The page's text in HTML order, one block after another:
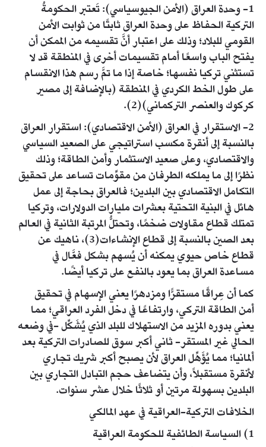
1- وحدة العراق (الأمن الجيوسياسي): تَعتبر الحكومةُ
التركية الحفاظ على وحدة العراق ثابتًا من ثوابت الأمن
القومي للبلاد؛ وذلك على اعتبار أنَّ تقسيمه من الممكن أن
يفتح الباب واسعًا أمام تقسيمات أخرى في المنطقة قد لا
تستثني تركيا نفسها؛ خاصة إذا ما تمَّ رسم هذا الانقسام
على طول الخط الكردي في المنطقة (بالإضافة إلى مصير
كركوك والعنصر التركماني)(2).
2- الاستقرار في العراق (الأمن الاقتصادي): استقرار العراق
بالنسبة إلى أنقرة مكسب استراتيجي على الصعيد السياسي
والاقتصادي، وعلى صعيد الاستثمار وأمن الطاقة؛ وذلك
نظرًا إلى ما يملكه الطرفان من مقوِّمات تساعد على تحقيق
التكامل الاقتصادي بين البلدين؛ فالعراق بحاجة إلى عمل
هائل في البنية التحتية بعشرات مليارات الدولارات، وتركيا
تمتلك قطاع مقاولات ضخمًا، وتحتلُّ المرتبة الثانية في العالم
بعد الصين بالنسبة إلى قطاع الإنشاءات(3)، ناهيك عن
قطاع خاص حيوي يمكنه أن يُسهم بشكل فعَّال في
مساعدة العراق بما يعود بالنفع على تركيا أيضًا.
كما أن عِراقًا مستقرًّا ومزدهرًا يعني الإسهام في تحقيق
أمن الطاقة التركي، وارتفاعًا في دخل الفرد العراقي؛ مما
يعني بدوره المزيد من الاستهلاك للبلد الذي يُشَكِّل -في وضعه
الحالي غير المستقر- ثاني أكبر سوق للصادرات التركية بعد
ألمانيا؛ مما يُؤَهِّل العراق لأن يصبح أكبر شريك تجاري
لأنقرة مستقبلاً، وأن يتضاعف حجم التبادل التجاري بين
البلدين بسهولة مرتين أو ثلاثًا خلال عشر سنوات.
الخلافات التركية-العراقية في عهد المالكي
1) السياسة الطائفية للحكومة العراقية